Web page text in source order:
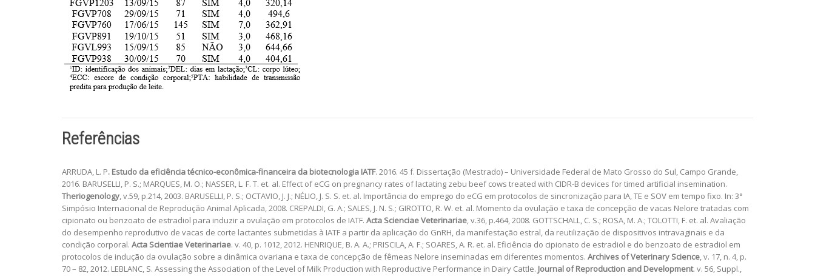
Referências
ARRUDA, L. P. Estudo da eficiência técnico-econômica-financeira da biotecnologia IATF. 2016. 45 f. Dissertação (Mestrado) – Universidade Federal de Mato Grosso do Sul, Campo Grande,
2016. BARUSELLI, P. S.; MARQUES, M. O.; NASSER, L. F. T. et. al. Effect of eCG on pregnancy rates of lactating zebu beef cows treated with CIDR-B devices for timed artificial insemination.
Theriogenology, v.59, p.214, 2003. BARUSELLI, P. S.; OCTAVIO, J. J.; NÉLIO, J. S. S. et. al. Importância do emprego do eCG em protocolos de sincronização para IA, TE e SOV em tempo fixo. In: 3°
Simpósio Internacional de Reprodução Animal Aplicada, 2008. CREPALDI, G. A.; SALES, J. N. S.; GIROTTO, R. W. et. al. Momento da ovulação e taxa de concepção de vacas Nelore tratadas com
cipionato ou benzoato de estradiol para induzir a ovulação em protocolos de IATF. Acta Scienciae Veterinariae, v.36, p.464, 2008. GOTTSCHALL, C. S.; ROSA, M. A.; TOLOTTI, F. et. al. Avaliação
do desempenho reprodutivo de vacas de corte lactantes submetidas à IATF a partir da aplicação do GnRH, da manifestação estral, da reutilização de dispositivos intravaginais e da
condição corporal. Acta Scientiae Veterinariae. v. 40, p. 1012, 2012. HENRIQUE, B. A. A.; PRISCILA, A. F.; SOARES, A. R. et. al. Eficiência do cipionato de estradiol e do benzoato de estradiol em
protocolos de indução da ovulação sobre a dinâmica ovariana e taxa de concepção de fêmeas Nelore inseminadas em diferentes momentos. Archives of Veterinary Science, v. 17, n. 4, p.
70 – 82, 2012. LEBLANC, S. Assessing the Association of the Level of Milk Production with Reproductive Performance in Dairy Cattle. Journal of Reproduction and Development. v. 56, Suppl.,